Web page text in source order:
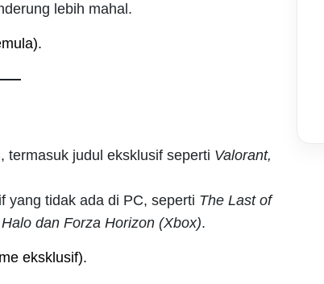
lebih mahal.
termasuk judul eksklusif seperti Valorant,
yang tidak ada di PC, seperti The Last of
Halo dan Forza Horizon (Xbox).
eksklusif).